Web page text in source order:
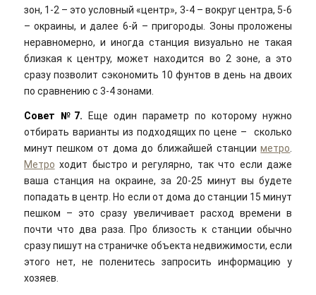
зон, 1-2 – это условный «центр», 3-4 – вокруг центра, 5-6
– окраины, и далее 6-й – пригороды. Зоны проложены
неравномерно, и иногда станция визуально не такая
близкая к центру, может находится во 2 зоне, а это
сразу позволит сэкономить 10 фунтов в день на двоих
по сравнению с 3-4 зонами.
Совет №7.
Еще один параметр по которому нужно
отбирать варианты из подходящих по цене – сколько
минут пешком от дома до ближайшей станцииметро
Метро ходит быстро и регулярно, так что если даже
ваша станция на окраине, за 20-25 минут вы будете
попадать в центр. Но если от дома до станции 15 минут
пешком – это сразу увеличивает расход времени в
почти что два раза. Про близость к станции обычно
сразу пишут на страничке объекта недвижимости, если
этого нет, не поленитесь запросить информацию у
хозяев.